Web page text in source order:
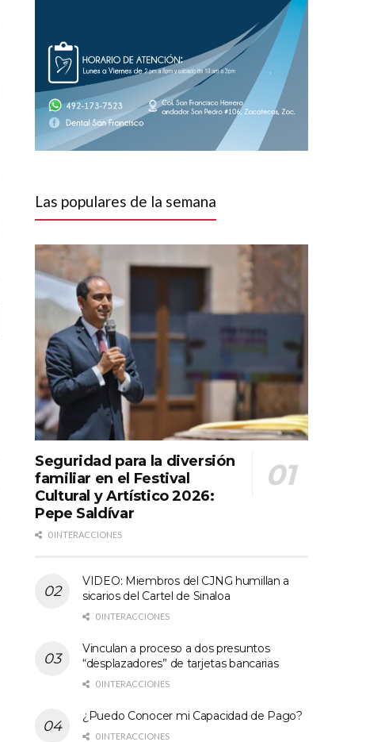
Las populares de la semana
Seguridad para la diversión
familiar en el Festival
Cultural y Artístico 2026:
Pepe Saldívar
0 INTERACCIONES
VIDEO: Miembros del CJNG humillan a
sicarios del Cartel de Sinaloa
0 INTERACCIONES
Vinculan a proceso a dos presuntos
“desplazadores” de tarjetas bancarias
0 INTERACCIONES
¿Puedo Conocer mi Capacidad de Pago?
0 INTERACCIONES